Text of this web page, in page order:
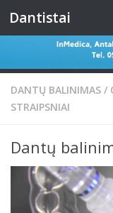
Skip to content
Dantistai
DANTŲ BALINIMAS /
STRAIPSNIAI
Dantų